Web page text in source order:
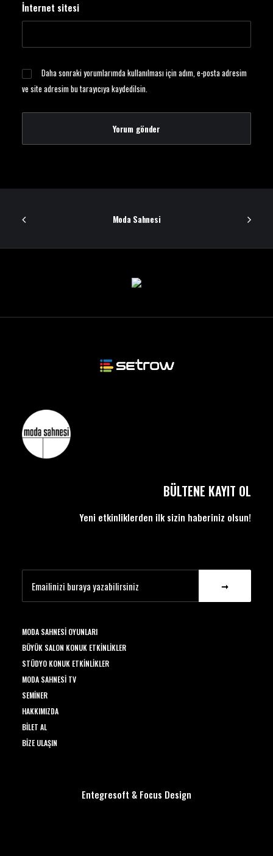
İnternet sitesi
Daha sonraki yorumlarımda kullanılması için adım, e-posta adresim
ve site adresim bu tarayıcıya kaydedilsin.
Moda Sahnesi
BÜLTENE KAYIT OL
Yeni etkinliklerden ilk sizin haberiniz olsun!
MODA SAHNESI OYUNLARI
BÜYÜK SALON KONUK ETKINLIKLER
STÜDYO KONUK ETKINLIKLER
MODA SAHNESI TV
SEMINER
HAKKIMIZDA
BILET AL
BIZE ULAŞIN
Entegresoft & Focus Design